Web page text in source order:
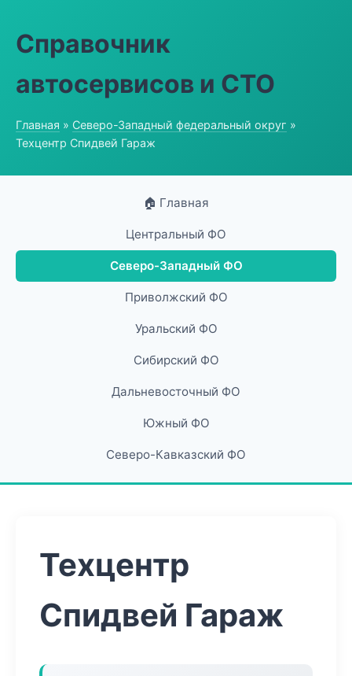
Справочник
автосервисов и СТО
Главная » Северо-Западный федеральный округ »
Техцентр Спидвей Гараж
🏠 Главная
Центральный ФО
Северо-Западный ФО
Приволжский ФО
Уральский ФО
Сибирский ФО
Дальневосточный ФО
Южный ФО
Северо-Кавказский ФО
Техцентр
Спидвей Гараж